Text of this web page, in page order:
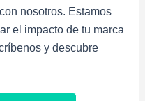
nosotros. Estamos
el impacto de tu marca
y descubre